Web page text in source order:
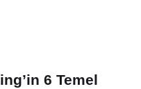
6 Temel